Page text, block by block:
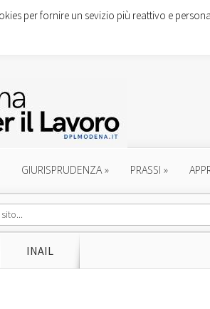
GIURISPRUDENZA» PRASSI »
INAIL
per fornire un sevizio più reattivo e